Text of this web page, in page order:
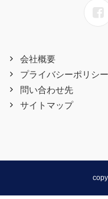
会社概要
プライバシーポリシー
問い合わせ先
サイトマップ